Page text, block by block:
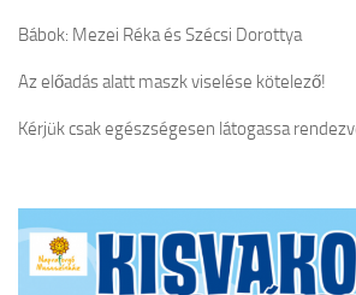
Bábok: Mezei Réka és Szécsi Dorottya
Az előadás alatt maszk viselése kötelező!
Kérjük csak egészségesen látogassa